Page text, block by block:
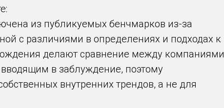
из публикуемых бенчмарков из-за
с различиями в определениях и подходах к
делают сравнение между компаниями
в заблуждение, поэтому
внутренних трендов, а не для